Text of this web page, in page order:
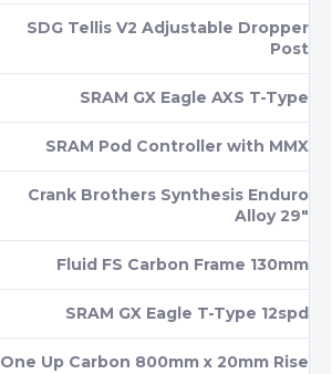
SDG Tellis V2 Adjustable Dropper
Post
SRAM GX Eagle AXS T-Type
SRAM Pod Controller with MMX
Crank Brothers Synthesis Enduro
Alloy 29"
Fluid FS Carbon Frame 130mm
SRAM GX Eagle T-Type 12spd
One Up Carbon 800mm x 20mm Rise